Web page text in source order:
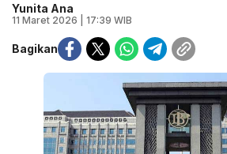
Yunita Ana
11 Maret 2026 | 17:39 WIB
Bagikan